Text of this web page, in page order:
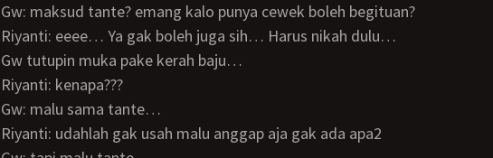
Gw: maksud tante? emang kalo punya cewek boleh begituan?
Riyanti: eeee… Ya gak boleh juga sih… Harus nikah dulu…
Gw tutupin muka pake kerah baju…
Riyanti: kenapa???
Gw: malu sama tante…
Riyanti: udahlah gak usah malu anggap aja gak ada apa2